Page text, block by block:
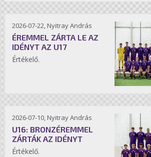
2026-07-22, Nyitray András
ÉREMMEL ZÁRTA LE AZ
IDÉNYT AZ U17
Értékelő.
2026-07-10, Nyitray András
U16: BRONZÉREMMEL
ZÁRTÁK AZ IDÉNYT
Értékelő.